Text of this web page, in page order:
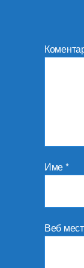
Име*
Веб